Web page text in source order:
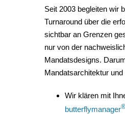
Seit 2003 begleiten wir
Turnaround über die
sichtbar an Grenzen
nur von der
Mandatsdesigns.
Mandatsarchitektur und
Wir klären mit
butterflymanager